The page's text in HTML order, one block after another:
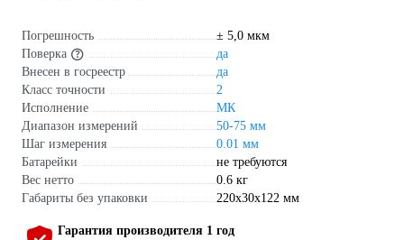
Погрешность
± 5,0 мкм
Поверка
да
Внесен в госреестр
да
Класс точности
2
Исполнение
МК
Диапазон измерений
50-75 мм
Шаг измерения
0.01 мм
Батарейки
не требуются
Вес нетто
0.6 кг
Габариты без упаковки
220х30х122 мм
Гарантия производителя 1 год